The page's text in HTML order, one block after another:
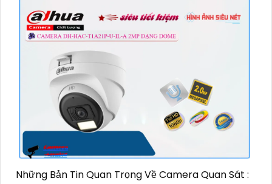
Những Bản Tin Quan Trọng Về Camera Quan Sát :